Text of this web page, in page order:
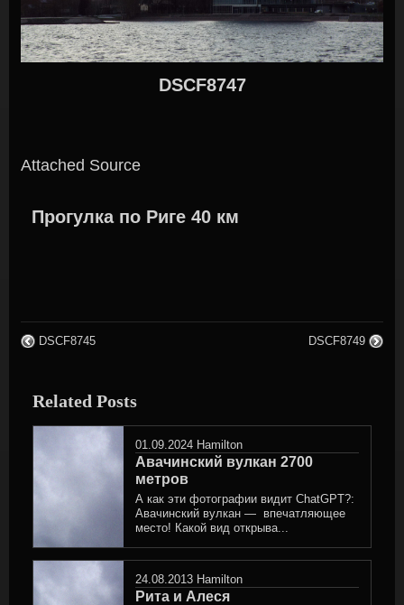
DSCF8747
Attached Source
Прогулка по Риге 40 км
DSCF8745 DSCF8749
Related Posts
01.09.2024 Hamilton
Авачинский вулкан 2700
метров
А как эти фотографии видит ChatGPT?:
Авачинский вулкан — впечатляющее
место! Какой вид открыва...
24.08.2013 Hamilton
Рита и Алеся